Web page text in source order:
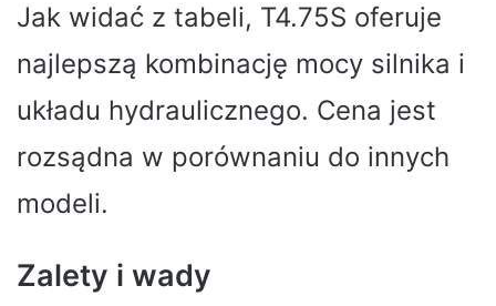
Jak widać z tabeli, T4.75S oferuje
najlepszą kombinację mocy silnika i
układu hydraulicznego. Cena jest
rozsądna w porównaniu do innych
modeli.
Zalety i wady